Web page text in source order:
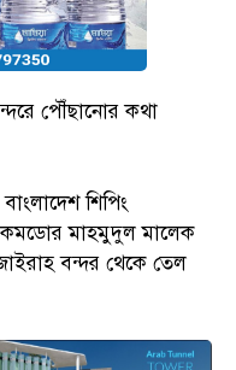
পৌঁছানোর কথা
বাংলাদেশ শিপিং
কমডোর মাহমুদুল মালেক
বন্দর থেকে তেল